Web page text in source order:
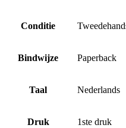
Conditie
Bindwijze Paperback
Taal Nederlands
Druk 1ste druk